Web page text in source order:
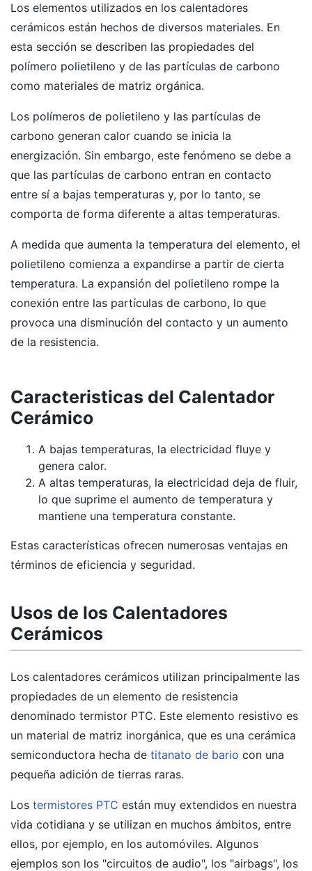
Los elementos utilizados en los calentadores
cerámicos están hechos de diversos materiales. En
esta sección se describen las propiedades del
polímero polietileno y de las partículas de carbono
como materiales de matriz orgánica.
Los polímeros de polietileno y las partículas de
carbono generan calor cuando se inicia la
energización. Sin embargo, este fenómeno se debe a
que las partículas de carbono entran en contacto
entre sí a bajas temperaturas y, por lo tanto, se
comporta de forma diferente a altas temperaturas.
A medida que aumenta la temperatura del elemento, el
polietileno comienza a expandirse a partir de cierta
temperatura. La expansión del polietileno rompe la
conexión entre las partículas de carbono, lo que
provoca una disminución del contacto y un aumento
de la resistencia.
Caracteristicas del Calentador
Cerámico
A bajas temperaturas, la electricidad fluye y
genera calor.
A altas temperaturas, la electricidad deja de fluir,
lo que suprime el aumento de temperatura y
mantiene una temperatura constante.
Estas características ofrecen numerosas ventajas en
términos de eficiencia y seguridad.
Usos de los Calentadores
Cerámicos
Los calentadores cerámicos utilizan principalmente las
propiedades de un elemento de resistencia
denominado termistor PTC. Este elemento resistivo es
un material de matriz inorgánica, que es una cerámica
semiconductora hecha de titanato de bario con una
pequeña adición de tierras raras.
Los termistores PTC están muy extendidos en nuestra
vida cotidiana y se utilizan en muchos ámbitos, entre
ellos, por ejemplo, en los automóviles. Algunos
ejemplos son los "circuitos de audio", los "airbags", los